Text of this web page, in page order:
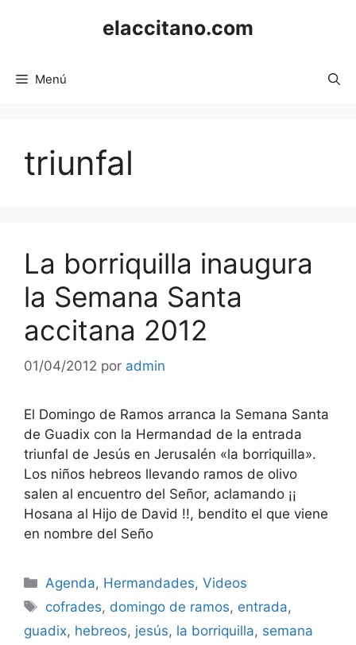
elaccitano.com
Menú
triunfal
La borriquilla inaugura
la Semana Santa
accitana 2012
01/04/2012 por admin
El Domingo de Ramos arranca la Semana Santa
de Guadix con la Hermandad de la entrada
triunfal de Jesús en Jerusalén «la borriquilla».
Los niños hebreos llevando ramos de olivo
salen al encuentro del Señor, aclamando ¡¡
Hosana al Hijo de David !!, bendito el que viene
en nombre del Seño
Categorías
Agenda, Hermandades,Videos
Etiquetas
cofrades, domingo de ramos, entrada,
guadix, hebreos, jesús, la borriquilla, semana